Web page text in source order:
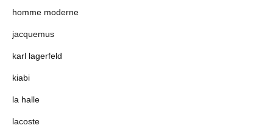
homme moderne
jacquemus
karl lagerfeld
kiabi
la halle
lacoste